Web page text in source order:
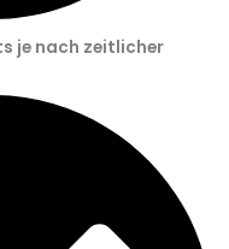
je nach zeitlicher